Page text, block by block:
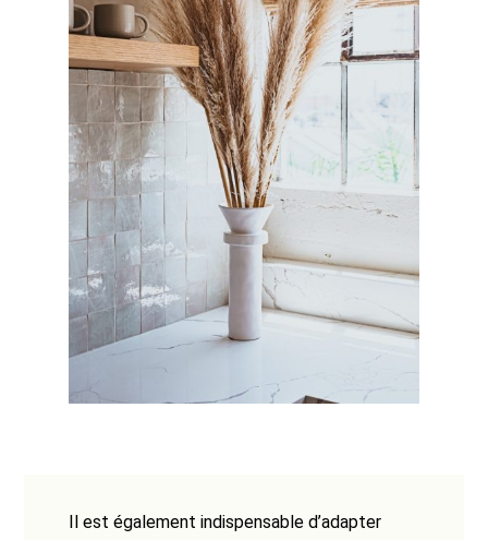
Il est également indispensable d’adapter